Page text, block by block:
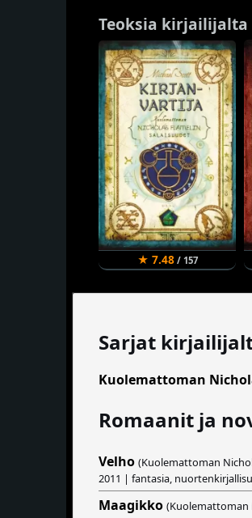
Teoksia kirjailijalta
★ 7.48/ 157
Sarjat
Kuolemattoman
Romaanit ja
Velho (Kuolemattoman
2011 | fantasia,
Maagikko (Kuolemattoman